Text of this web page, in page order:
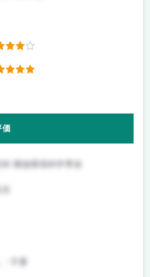
価
科 開放環境科学専攻
不要